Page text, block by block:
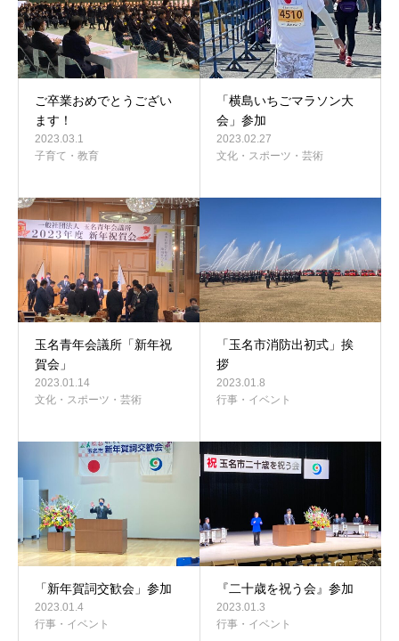
ご卒業おめでとうござい
ます！
2023.03.1
子育て・教育
「横島いちごマラソン大
会」参加
2023.02.27
文化・スポーツ・芸術
玉名青年会議所「新年祝
賀会」
2023.01.14
文化・スポーツ・芸術
「玉名市消防出初式」挨
拶
2023.01.8
行事・イベント
「新年賀詞交歓会」参加
2023.01.4
行事・イベント
『二十歳を祝う会』参加
2023.01.3
行事・イベント